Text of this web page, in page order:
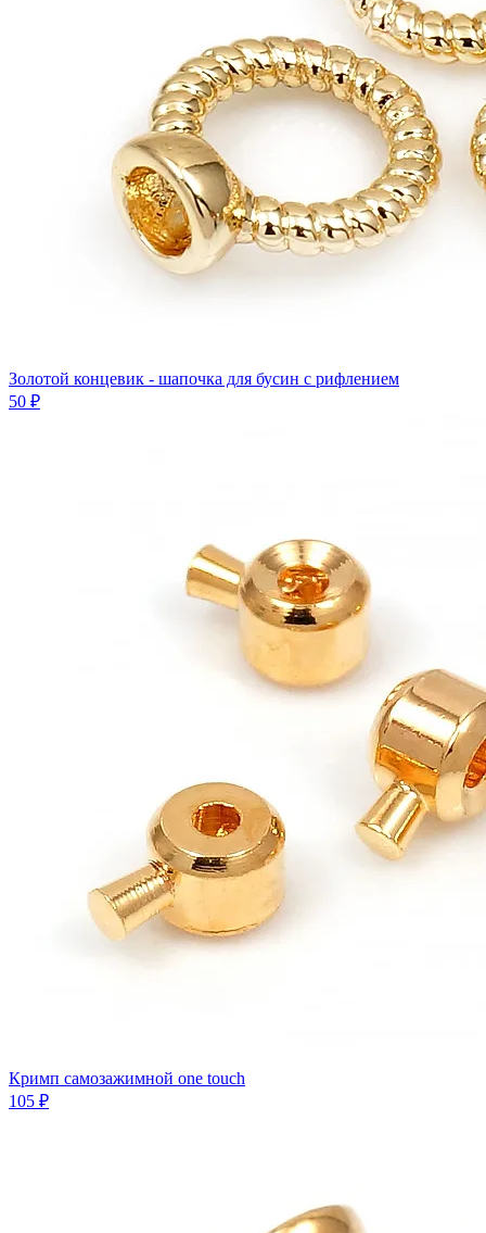
Золотой концевик - шапочка для бусин с рифлением
50 ₽
Кримп самозажимной one touch
105 ₽